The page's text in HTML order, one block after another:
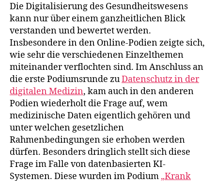
Die Digitalisierung des Gesundheitswesens
kann nur über einem ganzheitlichen Blick
verstanden und bewertet werden.
Insbesondere in den Online-Podien zeigte sich,
wie sehr die verschiedenen Einzelthemen
miteinander verflochten sind. Im Anschluss an
die erste Podiumsrunde zuDatenschutz in der
digitalen Medizin, kam auch in den anderen
Podien wiederholt die Frage auf, wem
medizinische Daten eigentlich gehören und
unter welchen gesetzlichen
Rahmenbedingungen sie erhoben werden
dürfen. Besonders dringlich stellt sich diese
Frage im Falle von datenbasierten KI-
Systemen. Diese wurden im Podium „Krank